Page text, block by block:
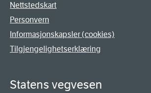
Nettstedskart
Personvern
Informasjonskapsler (cookies)
Tilgjengelighetserklæring
Statens vegvesen